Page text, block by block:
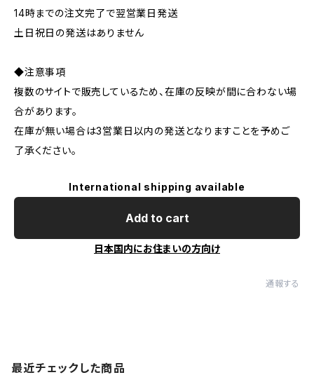
14時までの注文完了で翌営業日発送
土日祝日の発送はありません
◆注意事項
複数のサイトで販売しているため、在庫の反映が間に合わない場
合があります。
在庫が無い場合は3営業日以内の発送となりますことを予めご
了承ください。
International shipping available
Add to cart
日本国内にお住まいの方向け
通報する
最近チェックした商品